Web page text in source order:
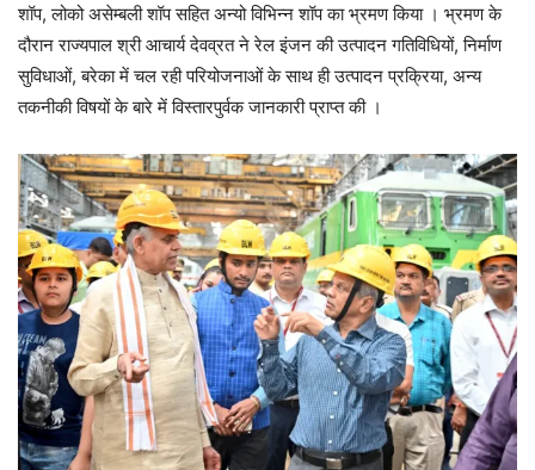
शॉप, लोको असेम्बली शॉप सहित अन्यो विभिन्न शॉप का भ्रमण किया । भ्रमण के
दौरान राज्यपाल श्री आचार्य देवव्रत ने रेल इंजन की उत्पादन गतिविधियों, निर्माण
सुविधाओं, बरेका में चल रही परियोजनाओं के साथ ही उत्पादन प्रक्रिया, अन्य
तकनीकी विषयों के बारे में विस्तारपुर्वक जानकारी प्राप्त की ।